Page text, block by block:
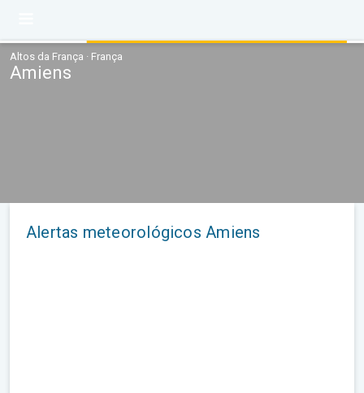
Altos da França · França
Amiens
Alertas meteorológicos Amiens